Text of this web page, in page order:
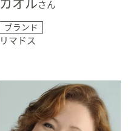
さん
ブランド
リマドス